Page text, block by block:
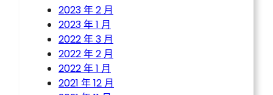
2023 年 2 月
2023 年 1 月
2022 年 3 月
2022 年 2 月
2022 年 1 月
2021 年 12 月